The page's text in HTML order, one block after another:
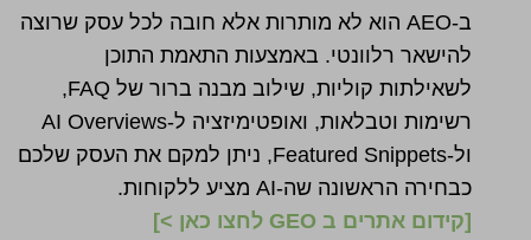
ב-AEO הוא לא מותרות אלא חובה לכל עסק שרוצה
להישאר רלוונטי. באמצעות התאמת התוכן
לשאילתות קוליות, שילוב מבנה ברור של FAQ,
רשימות וטבלאות, ואופטימיזציה ל-AI Overviews
ול-Featured Snippets, ניתן למקם את העסק שלכם
כבחירה הראשונה שה-AI מציע ללקוחות.
[קידום אתרים ב GEO לחצו כאן >
]